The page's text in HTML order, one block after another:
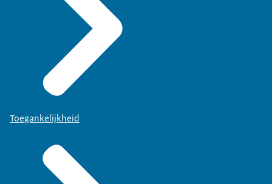
Toegankelijkheid